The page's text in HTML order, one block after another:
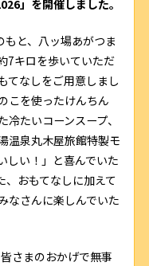
」を開催しました。
と、八ッ場あがつま
7キロを歩いていただ
てなしをご用意しまし
こを使ったけんちん
たいコーンスープ、
温泉丸木屋旅館特製モ
しい！」と喜んでいた
、おもてなしに加えて
なさんに楽しんでいた
さまのおかげで無事